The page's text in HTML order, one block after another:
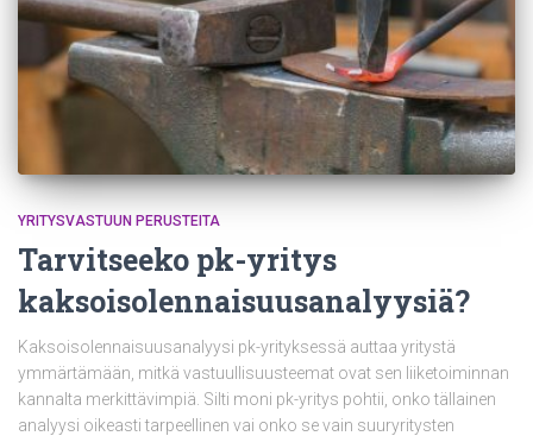
YRITYSVASTUUN PERUSTEITA
Tarvitseeko pk-yritys
kaksoisolennaisuusanalyysiä?
Kaksoisolennaisuusanalyysi pk-yrityksessä auttaa yritystä
ymmärtämään, mitkä vastuullisuusteemat ovat sen liiketoiminnan
kannalta merkittävimpiä. Silti moni pk-yritys pohtii, onko tällainen
analyysi oikeasti tarpeellinen vai onko se vain suuryritysten